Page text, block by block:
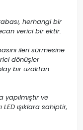
herhangi bir
verici bir ektir.
ileri sürmesine
dönüşler
bir uzaktan
ve
ışıklara sahiptir,